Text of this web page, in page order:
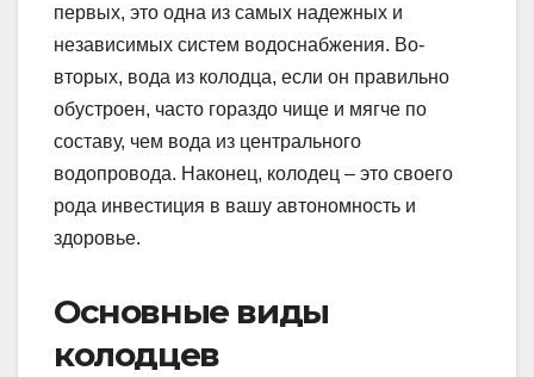
первых, это одна из самых надежных и
независимых систем водоснабжения. Во-
вторых, вода из колодца, если он правильно
обустроен, часто гораздо чище и мягче по
составу, чем вода из центрального
водопровода. Наконец, колодец – это своего
рода инвестиция в вашу автономность и
здоровье.
Основные виды
колодцев